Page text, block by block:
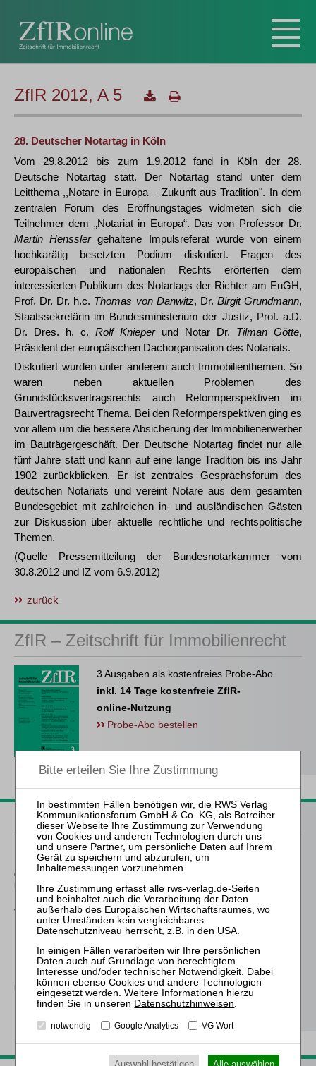
ZfIR 2012, A 5
28. Deutscher Notartag in Köln
Vom 29.8.2012 bis zum 1.9.2012 fand in Köln der 28.
Deutsche Notartag statt. Der Notartag stand unter dem
Leitthema ,,Notare in Europa – Zukunft aus Tradition". In dem
zentralen Forum des Eröffnungstages widmeten sich die
Teilnehmer dem „Notariat in Europa“. Das von Professor Dr.
Martin Hensslergehaltene Impulsreferat wurde von einem
hochkarätig besetzten Podium diskutiert. Fragen des
europäischen und nationalen Rechts erörterten dem
interessierten Publikum des Notartags der Richter am EuGH,
Prof. Dr. Dr. h.c. Thomas von Danwitz, Dr. Birgit Grundmann,
Staatssekretärin im Bundesministerium der Justiz, Prof. a.D.
Dr. Dres. h. c. Rolf Knieperund Notar Dr. Tilman Götte,
Präsident der europäischen Dachorganisation des Notariats.
Diskutiert wurden unter anderem auch Immobilienthemen. So
waren neben aktuellen Problemen des
Grundstücksvertragsrechts auch Reformperspektiven im
Bauvertragsrecht Thema. Bei den Reformperspektiven ging es
vor allem um die bessere Absicherung der Immobilienerwerber
im Bauträgergeschäft. Der Deutsche Notartag findet nur alle
fünf Jahre statt und kann auf eine lange Tradition bis ins Jahr
1902 zurückblicken. Er ist zentrales Gesprächsforum des
deutschen Notariats und vereint Notare aus dem gesamten
Bundesgebiet mit zahlreichen in- und ausländischen Gästen
zur Diskussion über aktuelle rechtliche und rechtspolitische
Themen.
(Quelle Pressemitteilung der Bundesnotarkammer vom
30.8.2012 und IZ vom 6.9.2012)
zurück
ZfIR – Zeitschrift für Immobilienrecht
3 Ausgaben als kostenfreies Probe-Abo
inkl. 14 Tage kostenfreie ZfIR-
online-Nutzung
Probe-Abo bestellen
Passende Bücher
Henneberg
Gläubigerrechte in der
Unternehmenssanierung
Weiß / Reisener
Datenschutz in der
Holzapfel / Pöllath / Bergjan / Engelhardt
Unternehmenskauf in
Recht und Praxis
Datenschutzhinweisen.
notwendig Google Analytics VG Wort